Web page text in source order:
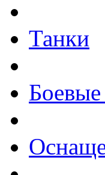
Танки